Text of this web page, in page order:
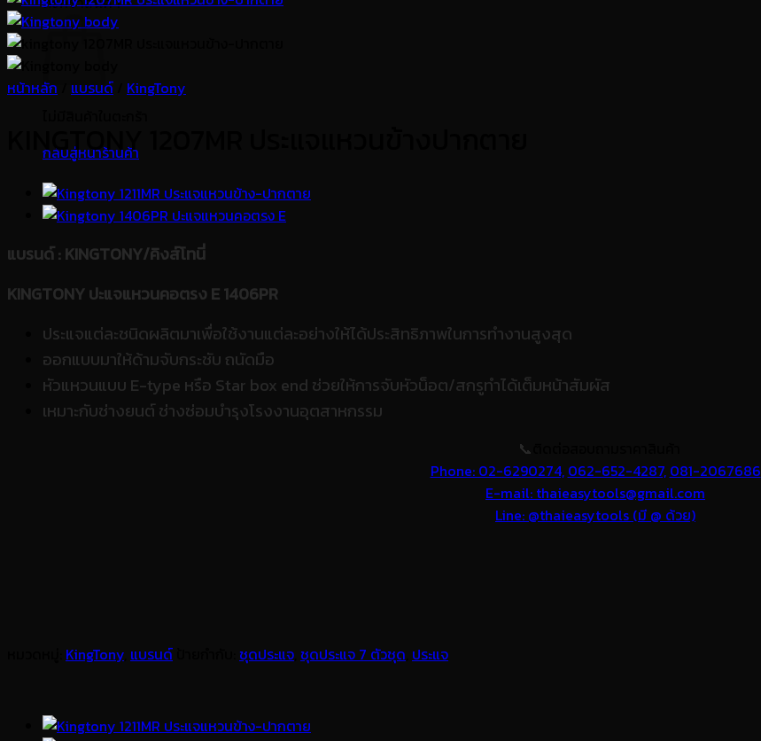
ตะกร้าสินค้า
กลับสู่หน้าร้านค้า
หน้าหลัก แบรนด์ KingTony
KINGTONY 1207MR ประแจแหวนข้างปากตาย
แบรนด์: KINGTONY/คิงส์โทนี่
KINGTONY ปะแจแหวนคอตรง E 1406PR
ประแจแต่ละชนิดผลิตมาเพื่อใช้งานแต่ละอย่างให้ได้ประสิทธิภาพในการทำงานสูงสุด
ออกแบบมาให้ด้ามจับกระชับ ถนัดมือ
หัวแหวนแบบ E-type หรือ Star box end ช่วยให้การจับหัวน็อต/สกรูทำได้เต็มหน้าสัมผัส
เหมาะกับช่างยนต์ ช่างซ่อมบำรุงโรงงานอุตสาหกรรม
📞
Phone: 02-6290274, 062-652-4287, 081-2067686
E-mail: thaieasytools@gmail.com
Line: @thaieasytools (มี @ ด้วย)
KingTony แบรนด์ ชุดประแจ ชุดประแจ 7 ตัวชุด ประแจ